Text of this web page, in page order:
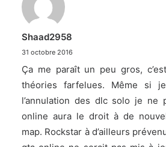
Shaad2958
31 octobre 2016
Ça me paraît un peu gros,
théories farfelues. Même si
l’annulation des dlc solo je ne
online aura le droit à de
map. Rockstar à d’ailleurs